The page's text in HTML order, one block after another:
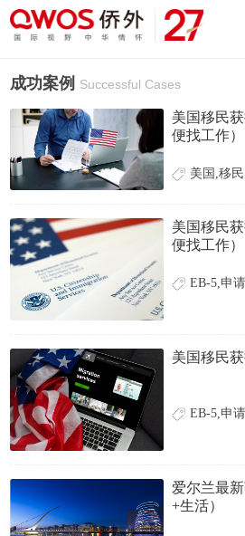
成功案例 Successful Cases
美国移民
便找工作）
美国,移民
美国移民
便找工作）
EB-5,申
美国移民
EB-5,申
爱尔兰最
+生活）